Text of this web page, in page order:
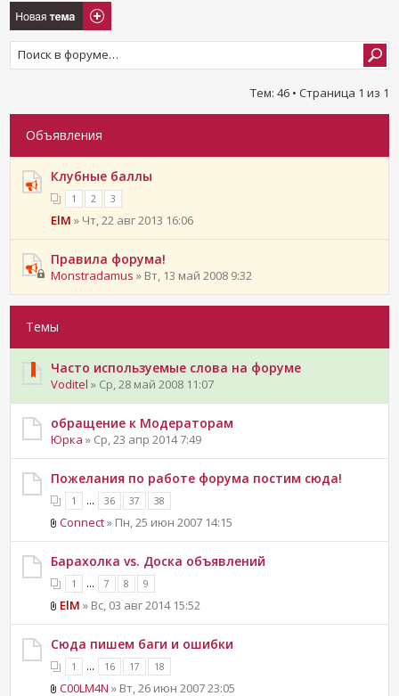
Новая тема
Тем: 46 • Страница 1 из 1
Объявления
Клубные баллы
1 2 3
ElM » Чт, 22 авг 2013 16:06
Правила форума!
Monstradamus » Вт, 13 май 2008 9:32
Темы
Часто используемые слова на форуме
Voditel » Ср, 28 май 2008 11:07
обращение к Модераторам
Юрка » Ср, 23 апр 2014 7:49
Пожелания по работе форума постим сюда!
1 ... 36 37 38
Connect» Пн, 25 июн 2007 14:15
Барахолка vs. Доска объявлений
1 ... 7 8 9
ElM » Вс, 03 авг 2014 15:52
Сюда пишем баги и ошибки
1 ... 16 17 18
C00LM4N » Вт, 26 июн 2007 23:05